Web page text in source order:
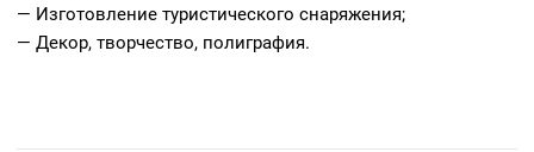
— Изготовление туристического снаряжения;
— Декор, творчество, полиграфия.